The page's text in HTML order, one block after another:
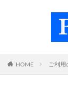
HOME ご利用